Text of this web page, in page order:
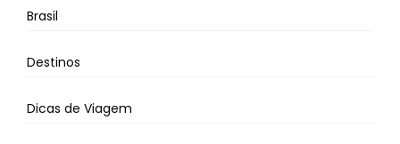
Brasil
Destinos
Dicas de Viagem